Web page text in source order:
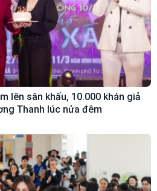
lên sân khấu, 10.000 khán giả
Thanh lúc nửa đêm